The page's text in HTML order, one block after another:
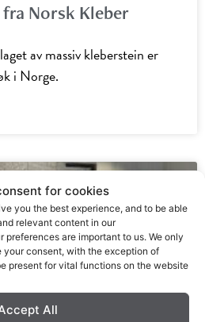
for cookies
you the best experience, and to be able
relevant content in our
preferences are important to us. We only
consent, with the exception of
present for vital functions on the website
All
Norsk Kleber
av massiv kleberstein er
i Norge.